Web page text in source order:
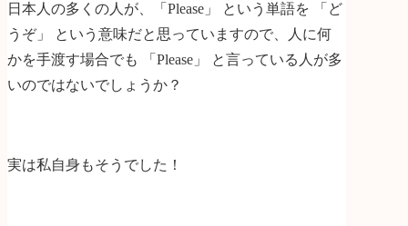
日本人の多くの人が、「Please」 という単語を 「ど
うぞ」 という意味だと思っていますので、人に何
かを手渡す場合でも 「Please」 と言っている人が多
いのではないでしょうか？
実は私自身もそうでした！